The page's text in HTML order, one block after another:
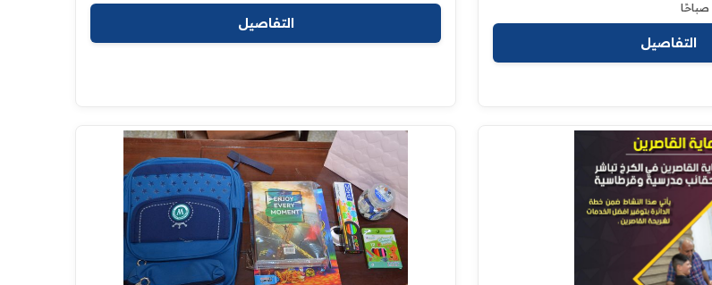
التفاصيل
التفاصيل